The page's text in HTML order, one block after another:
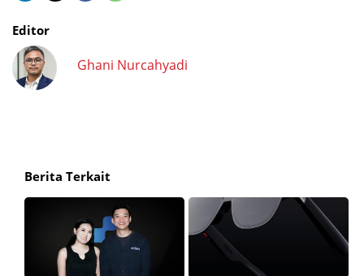
Editor
Ghani Nurcahyadi
Berita Terkait